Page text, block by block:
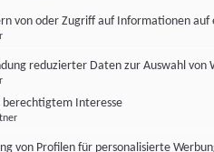
von oder Zugriff auf Informationen auf
reduzierter Daten zur Auswahl von
berechtigtem Interesse
von Profilen für personalisierte